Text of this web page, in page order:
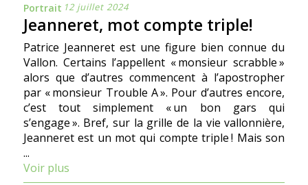
Portrait 12 juillet 2024
Jeanneret, mot compte triple!
Patrice Jeanneret est une figure bien connue du
Vallon. Certains l’appellent « monsieur scrabble »
alors que d’autres commencent à l’apostropher
par « monsieur Trouble A ». Pour d’autres encore,
c’est tout simplement « un bon gars qui
s’engage ». Bref, sur la grille de la vie vallonnière,
Jeanneret est un mot qui compte triple ! Mais son
...
Voir plus